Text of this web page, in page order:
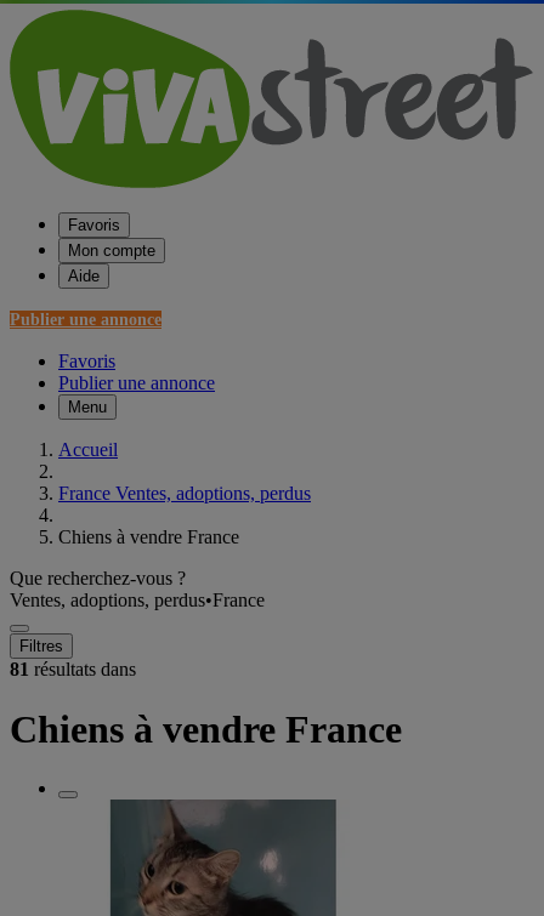
Favoris
Mon compte
Aide
Publier une annonce
Favoris
Publier une annonce
Menu
Accueil
France Ventes, adoptions, perdus
Chiens à vendre France
Que recherchez-vous ?
Ventes, adoptions, perdus•France
Filtres
81 résultats dans
Chiens à vendre France